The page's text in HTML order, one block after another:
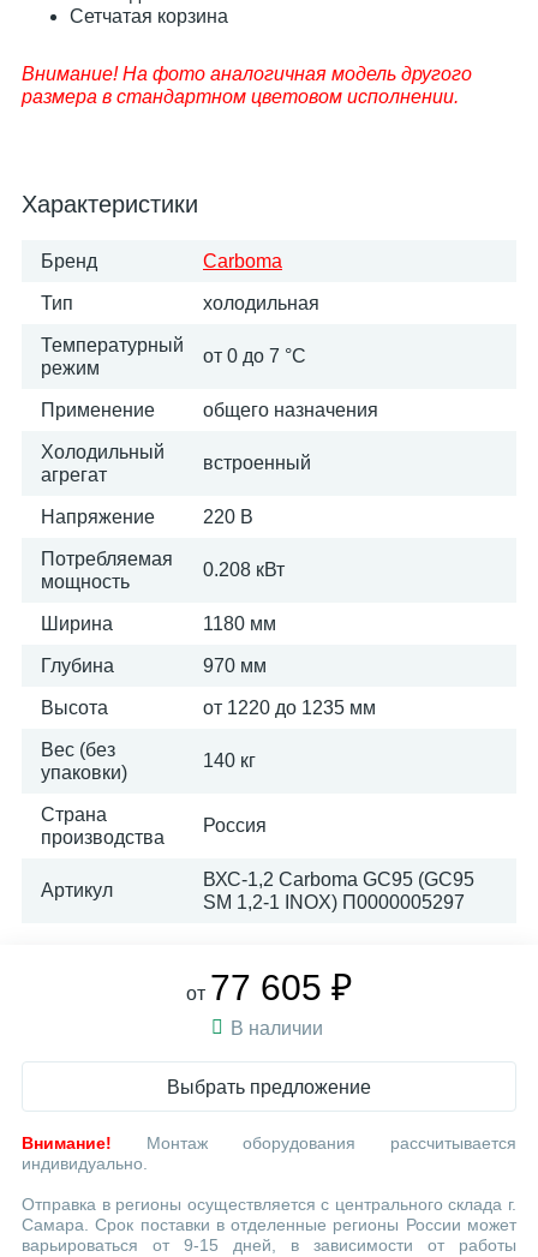
Сетчатая корзина
Внимание! На фото аналогичная модель другого
размера в стандартном цветовом исполнении.
Характеристики
Бренд Carboma
Тип холодильная
Температурный
режим
от 0 до 7 °C
Применение общего назначения
Холодильный
агрегат
встроенный
Напряжение 220 В
Потребляемая
мощность
0.208 кВт
Ширина 1180 мм
Глубина 970 мм
Высота от 1220 до 1235 мм
Вес (без
упаковки)
140 кг
Страна
производства
Россия
Артикул
ВХС-1,2 Carboma GC95 (GC95
SM 1,2-1 INOX) П0000005297
от 77 605 ₽
В наличии
Выбрать предложение
Внимание! Монтаж оборудования рассчитывается
индивидуально.
Отправка в регионы осуществляется с центрального склада г.
Самара. Срок поставки в отделенные регионы России может
варьироваться от 9-15 дней, в зависимости от работы